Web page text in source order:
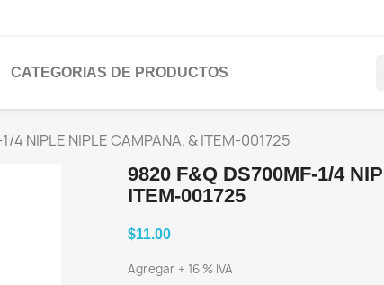
CATEGORIAS DE PRODUCTOS
4 NIPLE NIPLE CAMPANA, & ITEM-001725
9820 F&Q DS700MF-1/4
ITEM-001725
$11.00
Agregar + 16 % IVA